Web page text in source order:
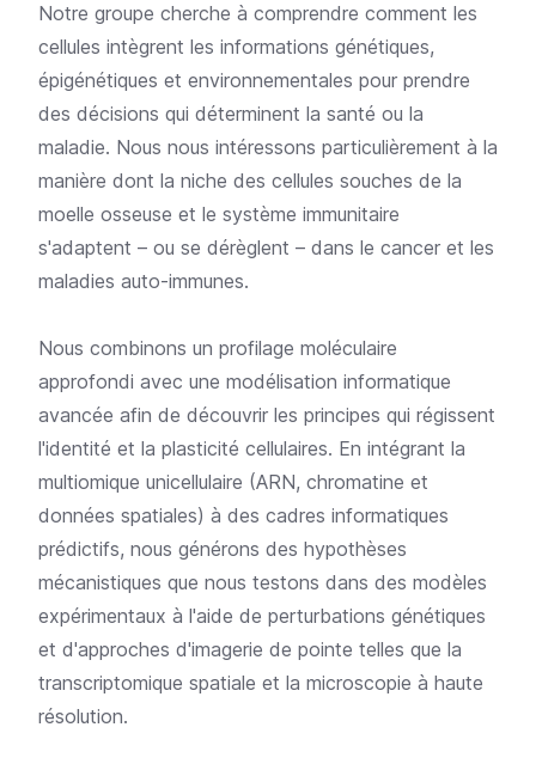
Notre groupe cherche à comprendre comment les
cellules intègrent les informations génétiques,
épigénétiques et environnementales pour prendre
des décisions qui déterminent la santé ou la
maladie. Nous nous intéressons particulièrement à la
manière dont la niche des cellules souches de la
moelle osseuse et le système immunitaire
s'adaptent – ou se dérèglent – dans le cancer et les
maladies auto-immunes.
Nous combinons un profilage moléculaire
approfondi avec une modélisation informatique
avancée afin de découvrir les principes qui régissent
l'identité et la plasticité cellulaires. En intégrant la
multiomique unicellulaire (ARN, chromatine et
données spatiales) à des cadres informatiques
prédictifs, nous générons des hypothèses
mécanistiques que nous testons dans des modèles
expérimentaux à l'aide de perturbations génétiques
et d'approches d'imagerie de pointe telles que la
transcriptomique spatiale et la microscopie à haute
résolution.